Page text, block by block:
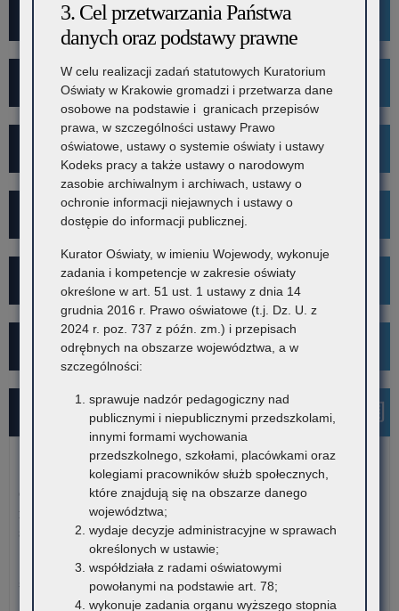
For Foreigners
Wykaz szkół i placówek
Rekrutacja
Mediacje
Projekt Kibicuj z Klasą
Kampania społeczna "Ustal z Babcią Hasło"
Najnowsze informacje
5 sierpnia 2026
Ogłoszenie o naborze kandydatów na stanowisko doradcy
metodycznego dla nauczycieli szkół i placówek znajdujących
się na terenie województwa małopolskiego
Kuratorium Oświaty w Krakowie ogłasza nabór kandydatów na
stanowisko doradców…
3. Cel przetwarzania Państwa
danych oraz podstawy prawne
W celu realizacji zadań statutowych Kuratorium
Oświaty w Krakowie gromadzi i przetwarza dane
osobowe na podstawie i granicach przepisów
prawa, w szczególności ustawy Prawo
oświatowe, ustawy o systemie oświaty i ustawy
Kodeks pracy a także ustawy o narodowym
zasobie archiwalnym i archiwach, ustawy o
ochronie informacji niejawnych i ustawy o
dostępie do informacji publicznej.
Kurator Oświaty, w imieniu Wojewody, wykonuje
zadania i kompetencje w zakresie oświaty
określone w art. 51 ust. 1 ustawy z dnia 14
grudnia 2016 r. Prawo oświatowe (t.j. Dz. U. z
2024 r. poz. 737 z późn. zm.) i przepisach
odrębnych na obszarze województwa, a w
szczególności:
sprawuje nadzór pedagogiczny nad
publicznymi i niepublicznymi przedszkolami,
innymi formami wychowania
przedszkolnego, szkołami, placówkami oraz
kolegiami pracowników służb społecznych,
które znajdują się na obszarze danego
województwa;
wydaje decyzje administracyjne w sprawach
określonych w ustawie;
współdziała z radami oświatowymi
powołanymi na podstawie art. 78;
wykonuje zadania organu wyższego stopnia